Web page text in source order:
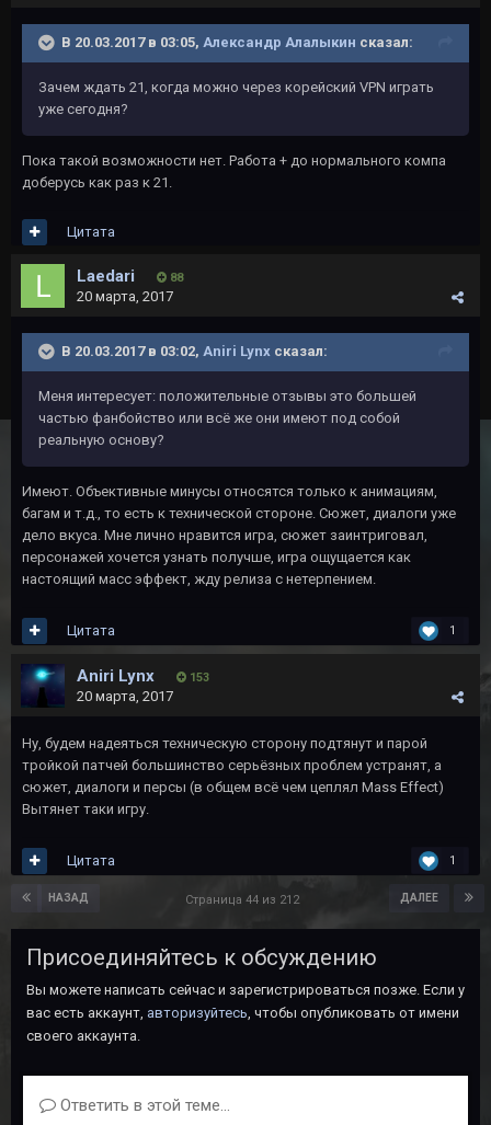
В 20.03.2017 в 03:05, Александр Алалыкин сказал:
Зачем ждать 21, когда можно через корейский VPN играть
уже сегодня?
Пока такой возможности нет. Работа + до нормального компа
доберусь как раз к 21.
Цитата
Laedari 88
20 марта, 2017
В 20.03.2017 в 03:02, Aniri Lynx сказал:
Меня интересует: положительные отзывы это большей
частью фанбойство или всё же они имеют под собой
реальную основу?
Имеют. Объективные минусы относятся только к анимациям,
багам и т.д., то есть к технической стороне. Сюжет, диалоги уже
дело вкуса. Мне лично нравится игра, сюжет заинтриговал,
персонажей хочется узнать получше, игра ощущается как
настоящий масс эффект, жду релиза с нетерпением.
1
Цитата
Aniri Lynx 153
20 марта, 2017
Ну, будем надеяться техническую сторону подтянут и парой
тройкой патчей большинство серьёзных проблем устранят, а
сюжет, диалоги и персы (в общем всё чем цеплял Mass Effect)
Вытянет таки игру.
1
Цитата
НАЗАД ДАЛЕЕ
Страница 44 из 212
Присоединяйтесь к обсуждению
Вы можете написать сейчас и зарегистрироваться позже. Если у
вас есть аккаунт, авторизуйтесь, чтобы опубликовать от имени
своего аккаунта.
Ответить в этой теме...